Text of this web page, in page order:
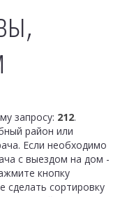
запросу: 212.
район или
Если необходимо
с выездом на дом -
кнопку
сортировку